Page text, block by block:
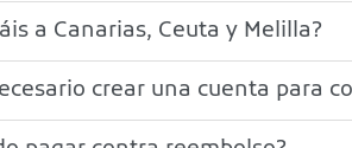
a Canarias, Ceuta y Melilla?
crear una cuenta para